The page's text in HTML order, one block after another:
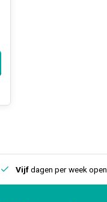
Vijfdagen per week open.